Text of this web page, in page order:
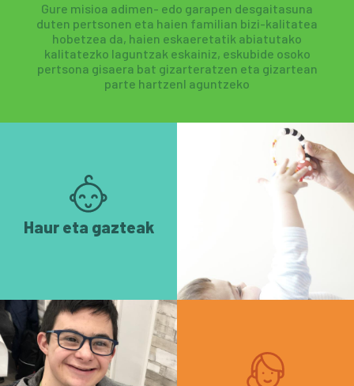
Gure misioa adimen- edo garapen desgaitasuna
duten pertsonen eta haien familian bizi-kalitatea
hobetzea da, haien eskaeretatik abiatutako
kalitatezko laguntzak eskainiz, eskubide osoko
pertsona gisaera bat gizarteratzen eta gizartean
parte hartzenl aguntzeko
Haur eta gazteak